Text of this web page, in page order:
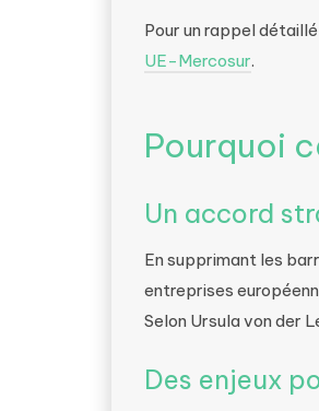
Pour un rappel
UE-Mercosur.
Pourquoi
Un accord
En supprimant les
entreprises
Selon Ursula von der
Des enjeux